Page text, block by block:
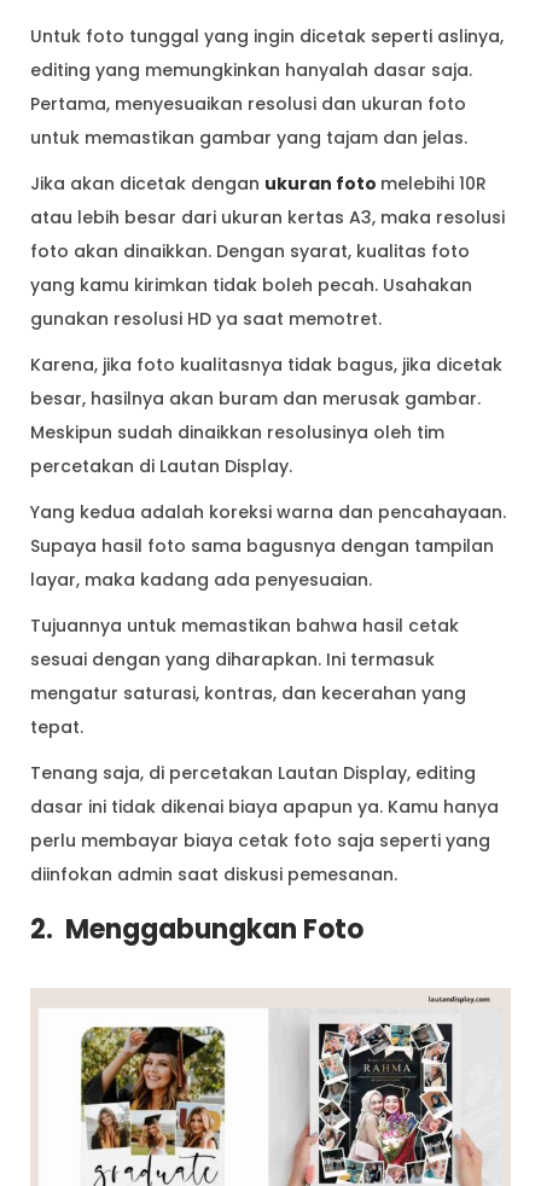
Untuk foto tunggal yang ingin dicetak seperti aslinya,
editing yang memungkinkan hanyalah dasar saja.
Pertama, menyesuaikan resolusi dan ukuran foto
untuk memastikan gambar yang tajam dan jelas.
Jika akan dicetak dengan ukuran foto melebihi 10R
atau lebih besar dari ukuran kertas A3, maka resolusi
foto akan dinaikkan. Dengan syarat, kualitas foto
yang kamu kirimkan tidak boleh pecah. Usahakan
gunakan resolusi HD ya saat memotret.
Karena, jika foto kualitasnya tidak bagus, jika dicetak
besar, hasilnya akan buram dan merusak gambar.
Meskipun sudah dinaikkan resolusinya oleh tim
percetakan di Lautan Display.
Yang kedua adalah koreksi warna dan pencahayaan.
Supaya hasil foto sama bagusnya dengan tampilan
layar, maka kadang ada penyesuaian.
Tujuannya untuk memastikan bahwa hasil cetak
sesuai dengan yang diharapkan. Ini termasuk
mengatur saturasi, kontras, dan kecerahan yang
tepat.
Tenang saja, di percetakan Lautan Display, editing
dasar ini tidak dikenai biaya apapun ya. Kamu hanya
perlu membayar biaya cetak foto saja seperti yang
diinfokan admin saat diskusi pemesanan.
2. Menggabungkan Foto